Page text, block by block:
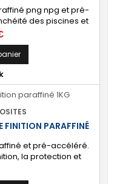
png npg et pré-
des piscines et
extérieure lisse
: Étanchéifie votre
Livré avec son
50 cl
PARAFFINÉ
et pré-accéléré.
la protection et
polyester sur votre
car, etc. 🔝 [Finition